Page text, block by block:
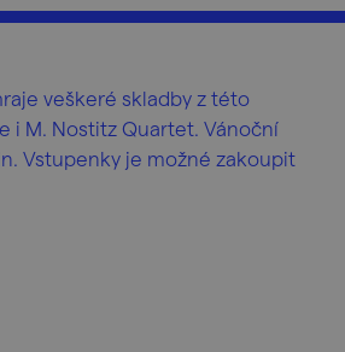
veškeré skladby z této
i M. Nostitz Quartet. Vánoční
Vstupenky je možné zakoupit